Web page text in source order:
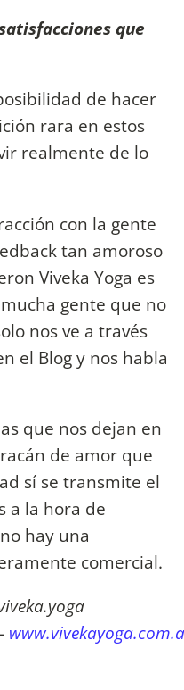
que
de hacer
rara en estos
realmente de lo
con la gente
tan amoroso
Viveka Yoga es
gente que no
nos ve a través
el Blog y nos habla
que nos dejan en
de amor que
sí se transmite el
a la hora de
hay una
comercial.
-